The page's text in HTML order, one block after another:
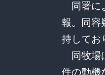
同署に
報。同容
持してお
同牧場
件の動機